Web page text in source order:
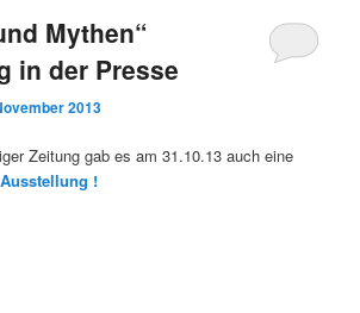
Mythen“
in der Presse
2013
Zeitung gab es am 31.10.13 auch eine
!